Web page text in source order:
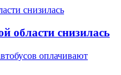
области снизилась